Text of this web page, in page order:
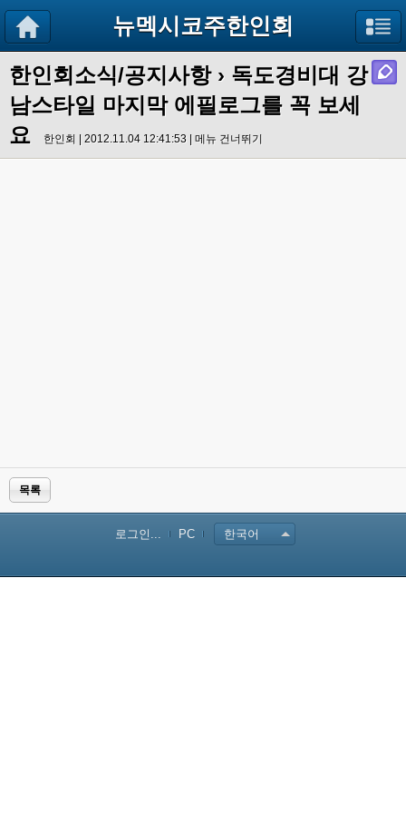
뉴멕시코주한인회
한인회소식/공지사항› 독도경비대 강
남스타일 마지막 에필로그를 꼭 보세
요
한인회 | 2012.11.04 12:41:53 | 메뉴 건너뛰기
목록
로그인... PC 한국어